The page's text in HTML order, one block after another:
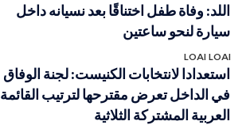
اللد: وفاة طفل اختناقًا بعد نسيانه داخل
سيارة لنحو ساعتين
LOAI LOAI
استعدادا لانتخابات الكنيست: لجنة الوفاق
في الداخل تعرض مقترحها لترتيب القائمة
العربية المشتركة الثلاثية